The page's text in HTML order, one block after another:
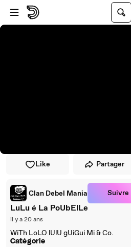
Passer au player
Passer au contenu principal
Like Partager
Clan Debel Mania Suivre
LuLu é La PoUbElLe
il y a 20 ans
WiTh LoLO lUlU gUiGui Mi & Co.
Catégorie